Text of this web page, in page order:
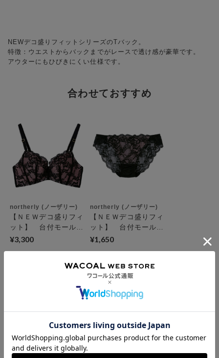
NEWデコ盛りフィットシリーズのTバック。
特徴：ウエストからバックまでがレースで透け感が豪華です。
アウターにもひびきにくい仕様です。
合わせておすすめ
northerly (ノーザリー)
【ＮＥＷデコ盛りフィ
ット】 台付モールド
レースブラジャー ３
¥3,300
northerly (ノーザリー)
【ＮＥＷデコ盛りフィ
ット】 台付モール
ド レースショーツ
¥1,650
PayPay
送料について
1回のご注文のお届け先1ヶ所につき、送料の一部として599円
（税込）（全国一律）をご負担いただきます。
返品・交換について